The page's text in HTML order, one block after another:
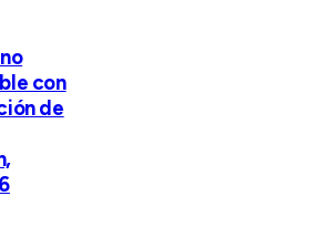
con
de